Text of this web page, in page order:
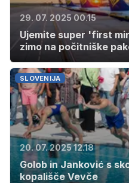
29. 07. 2025 00.15
Ujemite super 'first
zimo na počitniške
SLOVENIJA
20. 07. 2025 12.18
Golob in Janković s
kopališče Vevče